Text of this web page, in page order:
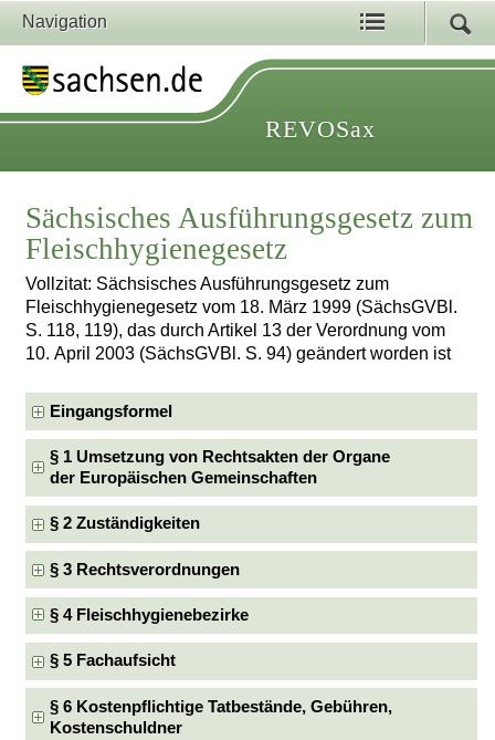
Navigation
REVOSax
Sächsisches Ausführungsgesetz zum
Fleischhygienegesetz
Vollzitat: Sächsisches Ausführungsgesetz zum
Fleischhygienegesetz vom 18. März 1999 (SächsGVBl.
S. 118, 119), das durch Artikel 13 der Verordnung vom
10. April 2003 (SächsGVBl. S. 94) geändert worden ist
Eingangsformel
§ 1 Umsetzung von Rechtsakten der Organe
der Europäischen Gemeinschaften
§ 2 Zuständigkeiten
§ 3 Rechtsverordnungen
§ 4 Fleischhygienebezirke
§ 5 Fachaufsicht
§ 6 Kostenpflichtige Tatbestände, Gebühren,
Kostenschuldner